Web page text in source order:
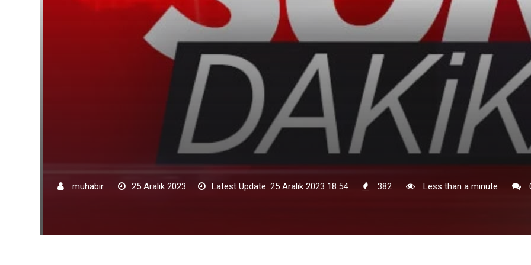
muhabir 25 Aralık 2023 Latest Update: 25 Aralık 2023 18:54 382 Less than a minute